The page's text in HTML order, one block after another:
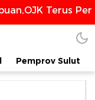
Perkuat
Pemprov Sulut